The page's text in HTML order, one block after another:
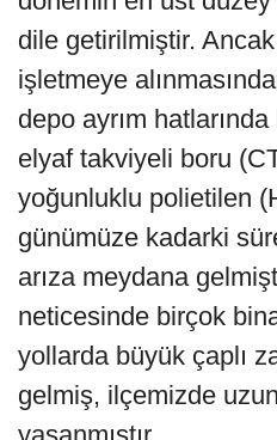
kapsamında içme
içme suyu isale hattı
yapılarak 2012 yılında
Bu hatlar yapılırken
kadar içme suyu
kalkacağı ve kentin
kullanma suyu sorunu
dönemin en üst düzey
dile getirilmiştir. Ancak
işletmeye
depo ayrım hatlarında